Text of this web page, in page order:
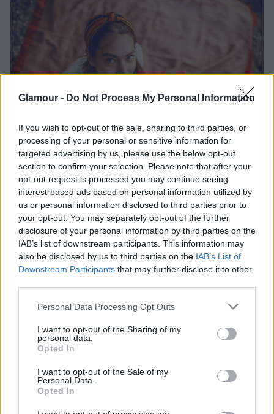
Glamour - Do Not Process My Personal Information
If you wish to opt-out of the sale, sharing to third parties, or
processing of your personal or sensitive information for
targeted advertising by us, please use the below opt-out
section to confirm your selection. Please note that after your
opt-out request is processed you may continue seeing
interest-based ads based on personal information utilized by
us or personal information disclosed to third parties prior to
your opt-out. You may separately opt-out of the further
disclosure of your personal information by third parties on the
IAB’s list of downstream participants. This information may
also be disclosed by us to third parties on the IAB’s List of
Downstream Participants that may further disclose it to other
Please note that this website/app uses one or more Google
not limited to your visit or usage behaviour. You may click to
grant or deny consent to Google and its third-party tags to
use your data for below specified purposes in below Google
consent section.
Personal Data Processing Opt Outs
I want to opt-out of the Sharing of my
personal data.
Opted In
I want to opt-out of the Sale of my
Personal Data.
Opted In
Toronymagasan ők a
legtehetségesebb csillagjegyek
Szűz (08. 24-09. 23.) Úgy érzed, hogy csak akkor
fognak szeretni, ha teszel valamit másokért, de egy
kissé kihűlt érzelmi kapcsolat helyreállításához jobb
egy ölelés, mint a kritika.
Mérleg (09. 24-10. 23.)Talán helyesebb lenne
fokozatosan elvégezni felhalmozott unalmas, sőt
rangon aluli munkáidat, nem pedig megvárni, hogy
rád szakadjon a mennyezet.
Skorpió (10. 24-11. 22.)
elmélyíteni barátságaidat és lehetőleg még azelőtt